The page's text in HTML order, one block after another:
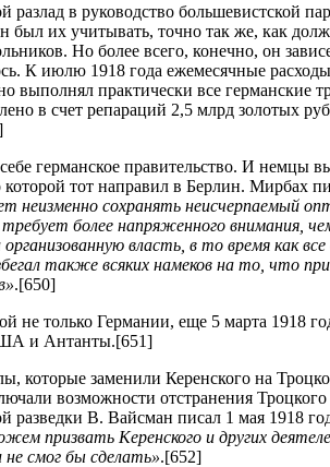
разлад в руководство большевистской
был их учитывать, точно так же, как
Но более всего, конечно, он
К июлю 1918 года ежемесячные
выполнял практически все германские
в счет репараций 2,5 млрд золотых
германское правительство. И немцы
тот направил в Берлин. Мирбах
неизменно сохранять неисчерпаемый
более напряженного внимания,
власть, в то время как
также всяких намеков на то,
.[650]
не только Германии, еще 5 марта 1918
и Антанты.[651]
которые заменили Керенского на
возможности отстранения
разведки В. Вайсман писал 1 мая 1918
призвать Керенского и других
смог бы сделать».[652]